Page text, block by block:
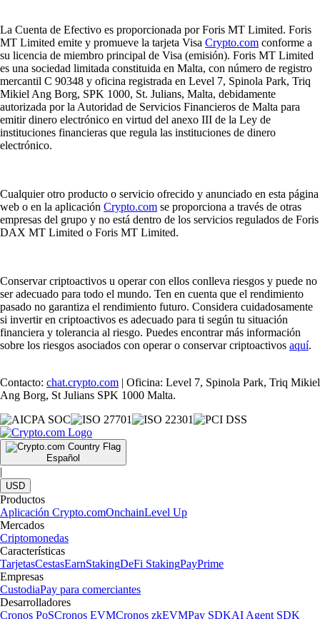
La Cuenta de Efectivo es proporcionada por Foris MT Limited. Foris
MT Limited emite y promueve la tarjeta Visa Crypto.com conforme a
su licencia de miembro principal de Visa (emisión). Foris MT Limited
es una sociedad limitada constituida en Malta, con número de registro
mercantil C 90348 y oficina registrada en Level 7, Spinola Park, Triq
Mikiel Ang Borg, SPK 1000, St. Julians, Malta, debidamente
autorizada por la Autoridad de Servicios Financieros de Malta para
emitir dinero electrónico en virtud del anexo III de la Ley de
instituciones financieras que regula las instituciones de dinero
electrónico.
Cualquier otro producto o servicio ofrecido y anunciado en esta página
web o en la aplicación Crypto.com se proporciona a través de otras
empresas del grupo y no está dentro de los servicios regulados de Foris
DAX MT Limited o Foris MT Limited.
Conservar criptoactivos u operar con ellos conlleva riesgos y puede no
ser adecuado para todo el mundo. Ten en cuenta que el rendimiento
pasado no garantiza el rendimiento futuro. Considera cuidadosamente
si invertir en criptoactivos es adecuado para ti según tu situación
financiera y tolerancia al riesgo. Puedes encontrar más información
sobre los riesgos asociados con operar o conservar criptoactivos aquí.
Contacto: chat.crypto.com | Oficina: Level 7, Spinola Park, Triq Mikiel
Ang Borg, St Julians SPK 1000 Malta.
Español
|
USD
Productos
Aplicación Crypto.comOnchainLevel Up
Mercados
Criptomonedas
Características
TarjetasCestasEarnStakingDeFi StakingPayPrime
Empresas
CustodiaPay para comerciantes
Desarrolladores
Cronos PoSCronos EVMCronos zkEVMPay SDKAI Agent SDK